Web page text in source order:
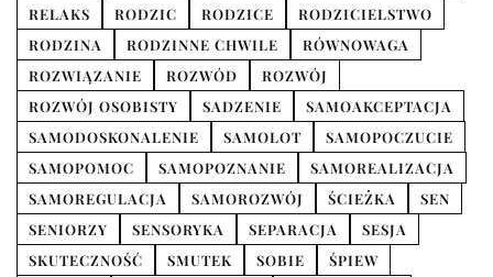
RELAKS
RODZIC RODZICE
RODZICIELSTWO
RODZINA
RODZINNE CHWILE
RÓWNOWAGA
ROZWIĄZANIE
ROZWÓD
ROZWÓJ
ROZWÓJ OSOBISTY
SADZENIE
SAMOAKCEPTACJA
SAMODOSKONALENIE
SAMOLOT
SAMOPOCZUCIE
SAMOPOMOC
SAMOPOZNANIE
SAMOREALIZACJA
SAMOREGULACJA
SAMOROZWÓJ ŚCIEŻKA
SEN
SENIORZY
SENSORYKA SEPARACJA
SESJA
SKUTECZNOŚĆ
SMUTEK SOBIE
ŚPIEW